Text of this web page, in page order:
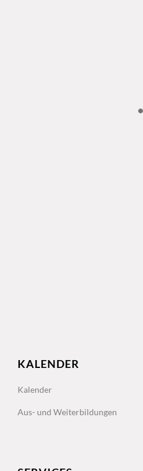
KALENDER
Kalender
Aus- und Weiterbildungen